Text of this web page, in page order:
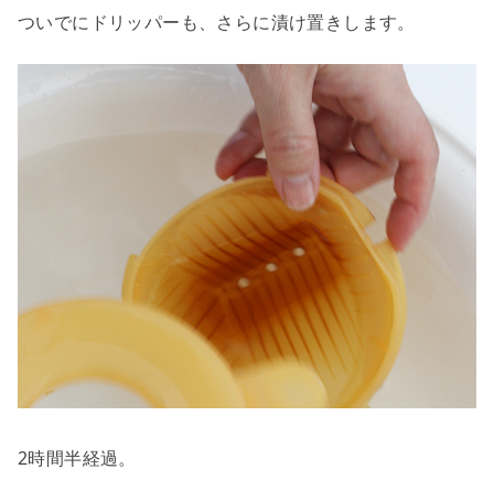
ついでにドリッパーも、さらに漬け置きします。
2時間半経過。